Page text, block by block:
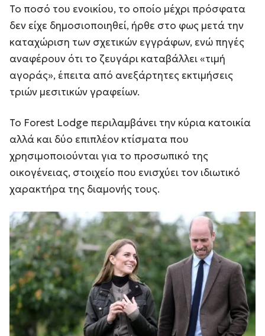
Το ποσό του ενοικίου, το οποίο μέχρι πρόσφατα
δεν είχε δημοσιοποιηθεί, ήρθε στο φως μετά την
καταχώριση των σχετικών εγγράφων, ενώ πηγές
αναφέρουν ότι το ζευγάρι καταβάλλει «τιμή
αγοράς», έπειτα από ανεξάρτητες εκτιμήσεις
τριών μεσιτικών γραφείων.
Το Forest Lodge περιλαμβάνει την κύρια κατοικία
αλλά και δύο επιπλέον κτίσματα που
χρησιμοποιούνται για το προσωπικό της
οικογένειας, στοιχείο που ενισχύει τον ιδιωτικό
χαρακτήρα της διαμονής τους.